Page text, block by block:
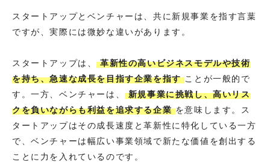
スタートアップとベンチャーは、共に新規事業を指す言葉
ですが、実際には微妙な違いがあります。
スタートアップは、革新性の高いビジネスモデルや技術
を持ち、急速な成長を目指す企業を指すことが一般的で
す。一方、ベンチャーは、新規事業に挑戦し、高いリス
クを負いながらも利益を追求する企業を意味します。ス
タートアップはその成長速度と革新性に特化している一方
で、ベンチャーは幅広い事業領域で新たな価値を創出する
ことに力を入れているのです。